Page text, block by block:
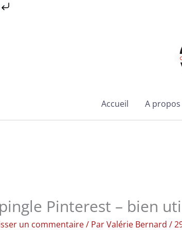
Accueil A propos
Pinterest – bien
un commentaire/ ParValérie Bernard /